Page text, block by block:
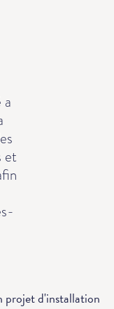
et
projet d'installation